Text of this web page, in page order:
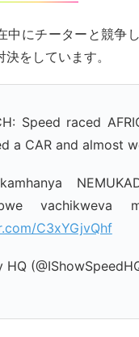
中にチーターと競争
をしています。
Speed raced
a CAR and almost
C3xYGjvQhf